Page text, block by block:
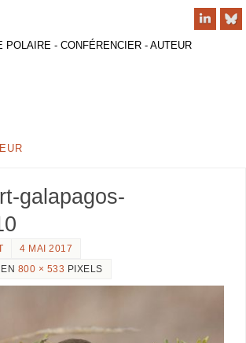
POLAIRE - CONFÉRENCIER - AUTEUR
galapagos-
4 MAI 2017
800 × 533 PIXELS